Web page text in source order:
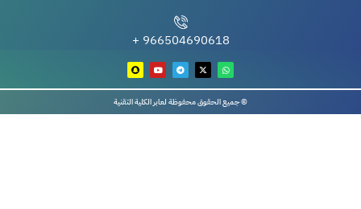
966504690618 +
© جميع الحقوق محفوظة لعابر الكلية التقنية